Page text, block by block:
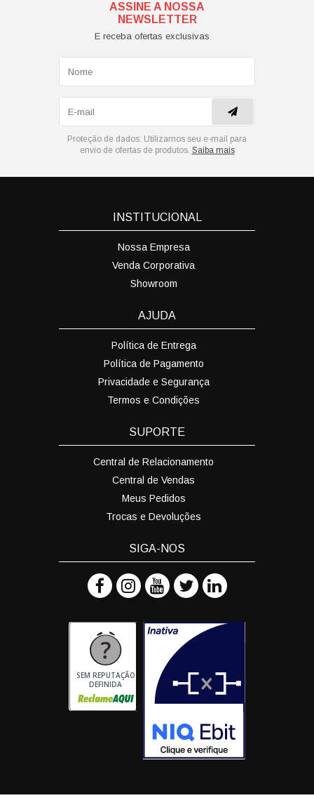
ASSINE A NOSSA
NEWSLETTER
E receba ofertas exclusivas
Proteção de dados: Utilizamos seu e-mail para
envio de ofertas de produtos. Saiba mais
INSTITUCIONAL
Nossa Empresa
Venda Corporativa
Showroom
AJUDA
Política de Entrega
Política de Pagamento
Privacidade e Segurança
Termos e Condições
SUPORTE
Central de Relacionamento
Central de Vendas
Meus Pedidos
Trocas e Devoluções
SIGA-NOS
SEM REPUTAÇÃO
DEFINIDA